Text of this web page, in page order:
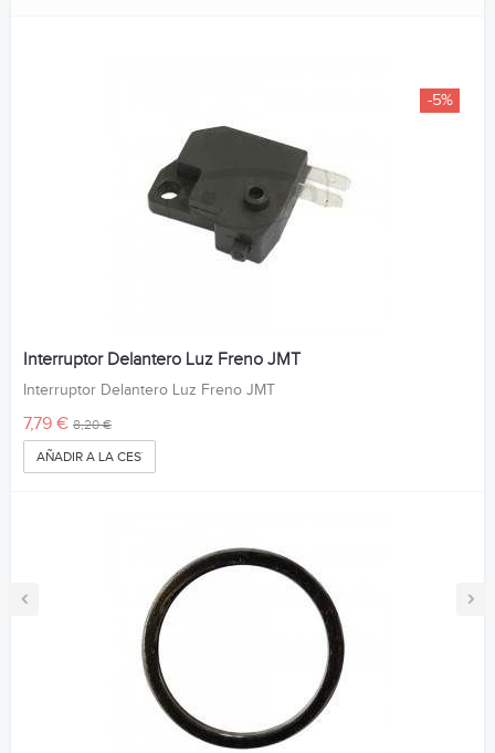
‹ ›
-5%
Interruptor Delantero Luz Freno JMT
Interruptor Delantero Luz Freno JMT
7,79 € 8,20 €
AÑADIR A LA CESTA